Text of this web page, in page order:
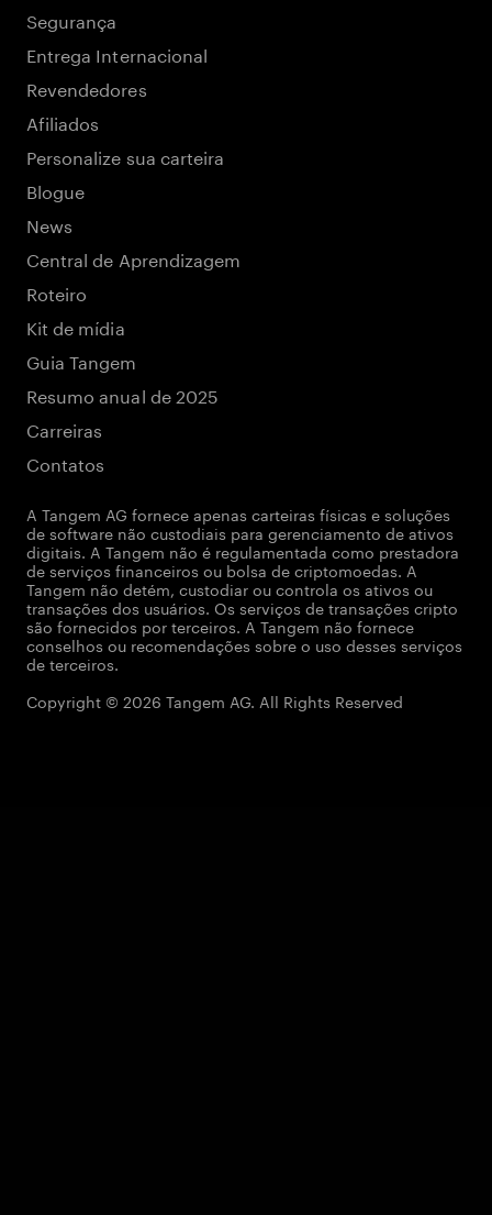
Segurança
Entrega Internacional
Revendedores
Afiliados
Personalize sua carteira
Blogue
News
Central de Aprendizagem
Roteiro
Kit de mídia
Guia Tangem
Resumo anual de 2025
Carreiras
Contatos
A Tangem AG fornece apenas carteiras físicas e soluções
de software não custodiais para gerenciamento de ativos
digitais. A Tangem não é regulamentada como prestadora
de serviços financeiros ou bolsa de criptomoedas. A
Tangem não detém, custodiar ou controla os ativos ou
transações dos usuários. Os serviços de transações cripto
são fornecidos por terceiros. A Tangem não fornece
conselhos ou recomendações sobre o uso desses serviços
de terceiros.